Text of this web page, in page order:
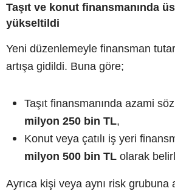
Taşıt ve konut finansmanında
yükseltildi
Yeni düzenlemeyle finansman
artışa gidildi. Buna göre;
Taşıt finansmanında azami
milyon 250 bin TL,
Konut veya çatılı iş yeri
milyon 500 bin TL olarak
Ayrıca kişi veya aynı risk grubuna